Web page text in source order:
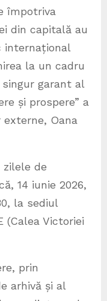
împotriva
din capitală au
internațional
la un cadru
garant al
și prospere” a
Oana
de
14 iunie 2026,
la sediul
(Calea Victoriei
prin
arhivă și al